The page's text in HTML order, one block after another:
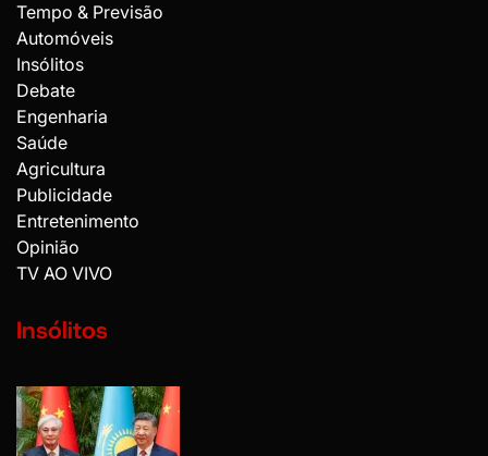
Tempo & Previsão
Automóveis
Insólitos
Debate
Engenharia
Saúde
Agricultura
Publicidade
Entretenimento
Opinião
TV AO VIVO
Insólitos